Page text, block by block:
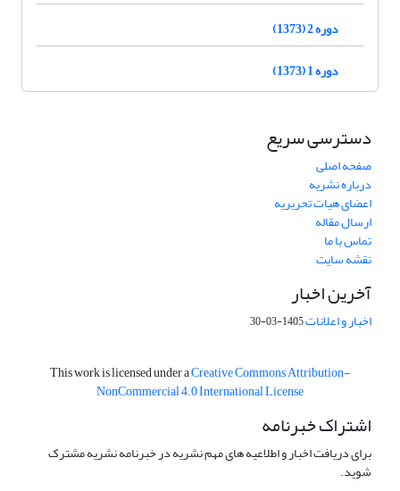
دوره 2 (1373)
دوره 1 (1373)
دسترسی سریع
صفحه اصلی
درباره نشریه
اعضای هیات تحریریه
ارسال مقاله
تماس با ما
نقشه سایت
آخرین اخبار
اخبار و اعلانات1405-03-30
This work is licensed under aCreative Commons Attribution-
NonCommercial 4.0 International License
اشتراک خبرنامه
برای دریافت اخبار و اطلاعیه های مهم نشریه در خبرنامه نشریه مشترک
شوید.